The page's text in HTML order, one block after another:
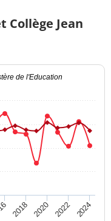
Collège Jean
de l'Education
2018 2020 2022 2024